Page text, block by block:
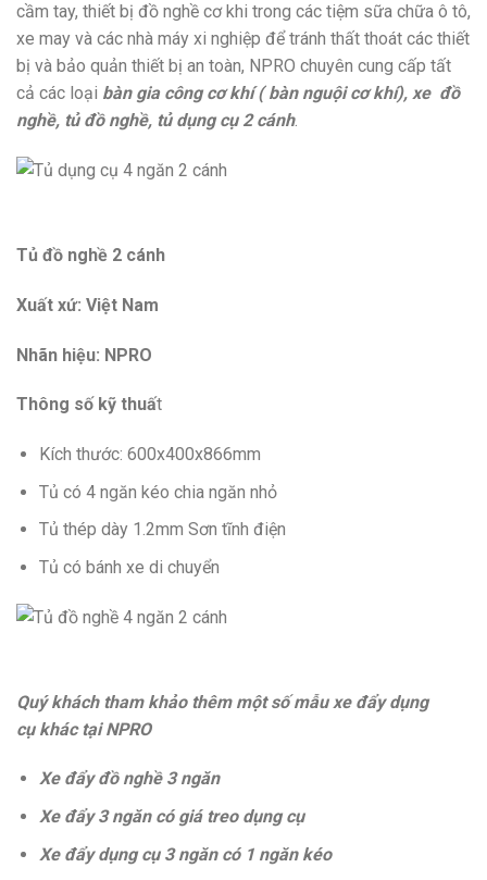
cầm tay, thiết bị đồ nghề cơ khi trong các tiệm sữa chữa ô tô,
xe may và các nhà máy xi nghiệp để tránh thất thoát các thiết
bị và bảo quản thiết bị an toàn, NPRO chuyên cung cấp tất
cả các loại bàn gia công cơ khí ( bàn nguội cơ khí), xe đồ
nghề, tủ đồ nghề, tủ dụng cụ 2 cánh.
Tủ đồ nghề 2 cánh
Xuất xứ: Việt Nam
Nhãn hiệu: NPRO
Thông số kỹ thuất
Kích thước: 600x400x866mm
Tủ có 4 ngăn kéo chia ngăn nhỏ
Tủ thép dày 1.2mm Sơn tĩnh điện
Tủ có bánh xe di chuyển
Quý khách tham khảo thêm một số mẫu xe đẩy dụng
cụ khác tại NPRO
Xe đẩy đồ nghề 3 ngăn
Xe đẩy 3 ngăn có giá treo dụng cụ
Xe đẩy dụng cụ 3 ngăn có 1 ngăn kéo